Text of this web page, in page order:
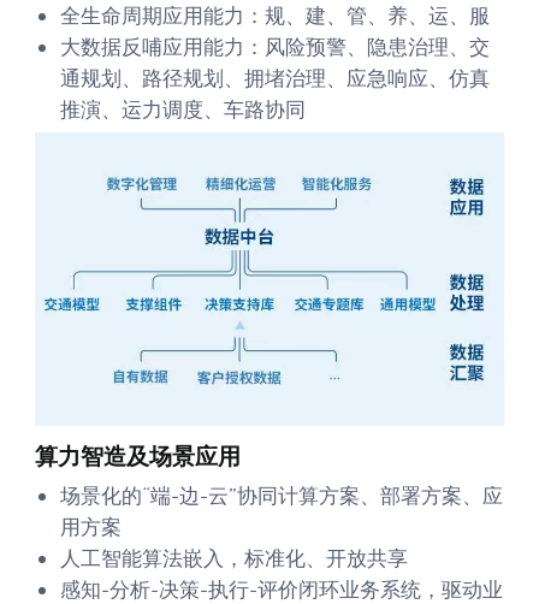
全生命周期应用能力：规、建、管、养、运、服
大数据反哺应用能力：风险预警、隐患治理、交
通规划、路径规划、拥堵治理、应急响应、仿真
推演、运力调度、车路协同
算力智造及场景应用
场景化的“端-边-云”协同计算方案、部署方案、应
用方案
人工智能算法嵌入，标准化、开放共享
感知-分析-决策-执行-评价闭环业务系统，驱动业